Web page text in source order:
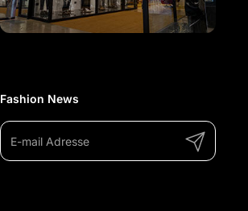
Fashion News
Abonnieren